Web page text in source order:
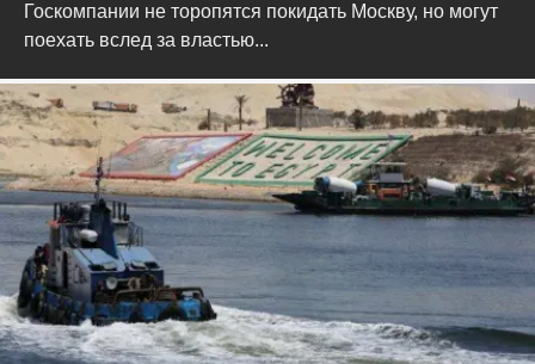
Госкомпании не торопятся покидать Москву, но могут
поехать вслед за властью...